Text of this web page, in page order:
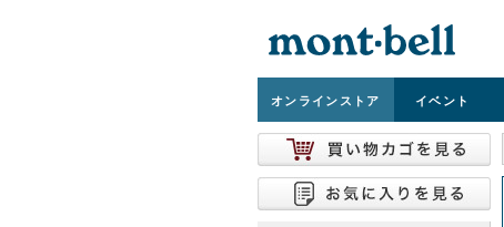
オンラインストア イベント